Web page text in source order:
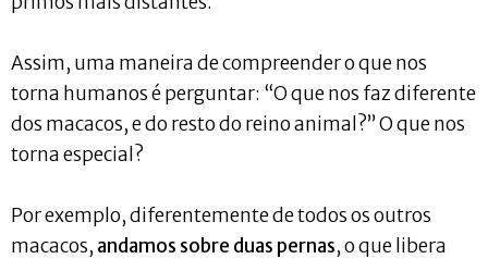
Assim, uma maneira de compreender o que nos
torna humanos é perguntar: “O que nos faz diferente
dos macacos, e do resto do reino animal?” O que nos
torna especial?
Por exemplo, diferentemente de todos os outros
macacos, andamos sobre duas pernas, o que libera